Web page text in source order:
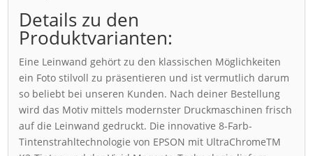
Details zu den
Produktvarianten:
Eine Leinwand gehört zu den klassischen Möglichkeiten
ein Foto stilvoll zu präsentieren und ist vermutlich darum
so beliebt bei unseren Kunden. Nach deiner Bestellung
wird das Motiv mittels modernster Druckmaschinen frisch
auf die Leinwand gedruckt. Die innovative 8-Farb-
Tintenstrahltechnologie von EPSON mit UltraChromeTM